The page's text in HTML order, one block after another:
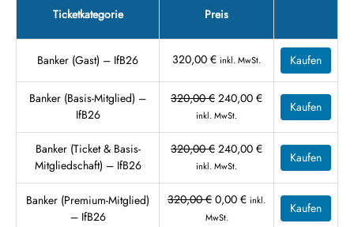
Ticketkategorie Preis
Banker (Gast) – IfB26 320,00 € inkl. MwSt. Kaufen
Banker (Basis-Mitglied) –
IfB26
320,00€ Ursprünglicher
Preis
war:
320,00 €
240,00 €Aktueller
Preis
ist:
240,00 €.
inkl. MwSt.
Kaufen
Banker (Ticket & Basis-
Mitgliedschaft) – IfB26
320,00€ Ursprünglicher
Preis
war:
320,00 €
240,00 €Aktueller
Preis
ist:
240,00 €.
inkl. MwSt.
Kaufen
Banker (Premium-Mitglied)
– IfB26
320,00€ Ursprünglicher
Preis
0,00 €Aktueller
inkl.
MwSt.
Kaufen